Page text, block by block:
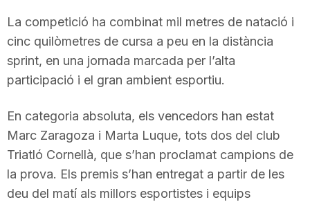
a
a
La competició ha combinat mil metres de natació i
cinc quilòmetres de cursa a peu en la distància
sprint, en una jornada marcada per l’alta
participació i el gran ambient esportiu.
En categoria absoluta, els vencedors han estat
Marc Zaragoza i Marta Luque, tots dos del club
Triatló Cornellà, que s’han proclamat campions de
la prova. Els premis s’han entregat a partir de les
deu del matí als millors esportistes i equips